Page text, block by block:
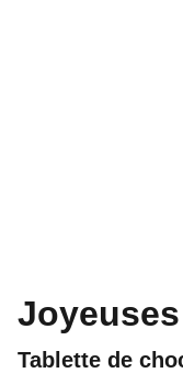
Tablette de